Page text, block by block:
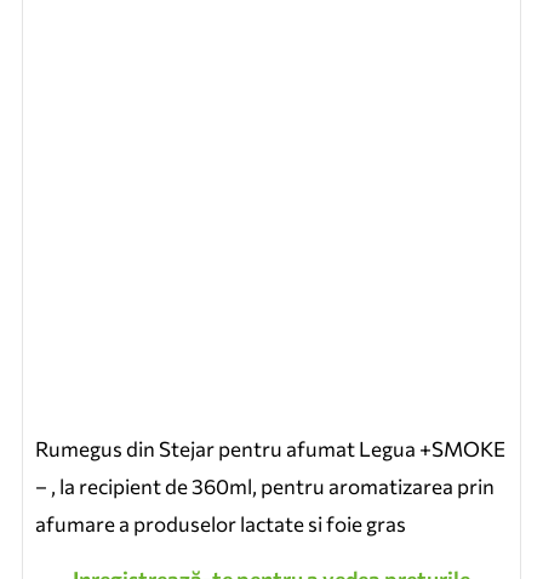
Rumegus din Stejar pentru afumat Legua +SMOKE
– , la recipient de 360ml, pentru aromatizarea prin
afumare a produselor lactate si foie gras